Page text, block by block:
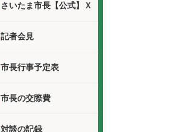
さいたま市長【公式】Ｘ
記者会見
市長行事予定表
市長の交際費
対談の記録